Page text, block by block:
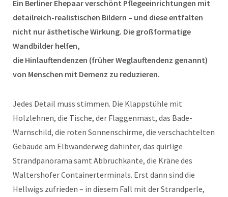
Ein Berliner Ehepaar verschönt Pflegeeinrichtungen mit
detailreich-realistischen Bildern – und diese entfalten
nicht nur ästhetische Wirkung. Die großformatige
Wandbilder helfen,
die Hinlauftendenzen (früher Weglauftendenz genannt)
von Menschen mit Demenz zu reduzieren.
Jedes Detail muss stimmen. Die Klappstühle mit
Holzlehnen, die Tische, der Flaggenmast, das Bade-
Warnschild, die roten Sonnenschirme, die verschachtelten
Gebäude am Elbwanderweg dahinter, das quirlige
Strandpanorama samt Abbruchkante, die Kräne des
Waltershofer Containerterminals. Erst dann sind die
Hellwigs zufrieden – in diesem Fall mit der Strandperle,